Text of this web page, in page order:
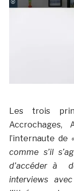
Les trois
Accrochages,
l’internaute de
comme s’il
d’accéder à
interviews